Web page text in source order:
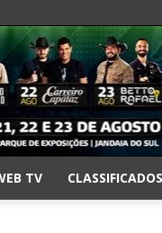
TV CLASSIFICADOS